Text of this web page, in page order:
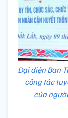
Đại diện Ban
công tác
của